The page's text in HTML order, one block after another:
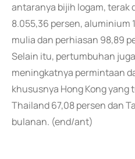
antaranya bijih logam, terak
8.055,36 persen, aluminium
mulia dan perhiasan 98,89
Selain itu, pertumbuhan
meningkatnya permintaan
khususnya Hong Kong yang
Thailand 67,08 persen dan
bulanan. (end/ant)